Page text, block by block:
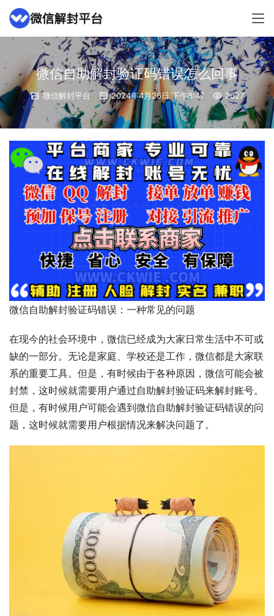
微信自助解封验证码错误怎么回事
微信解封平台 2024年4月26日 下午8:47 2027
微信自助解封验证码错误：一种常见的问题
在现今的社会环境中，微信已经成为大家日常生活中不可或
缺的一部分。无论是家庭、学校还是工作，微信都是大家联
系的重要工具。但是，有时候由于各种原因，微信可能会被
封禁，这时候就需要用户通过自助解封验证码来解封账号。
但是，有时候用户可能会遇到微信自助解封验证码错误的问
题，这时候就需要用户根据情况来解决问题了。